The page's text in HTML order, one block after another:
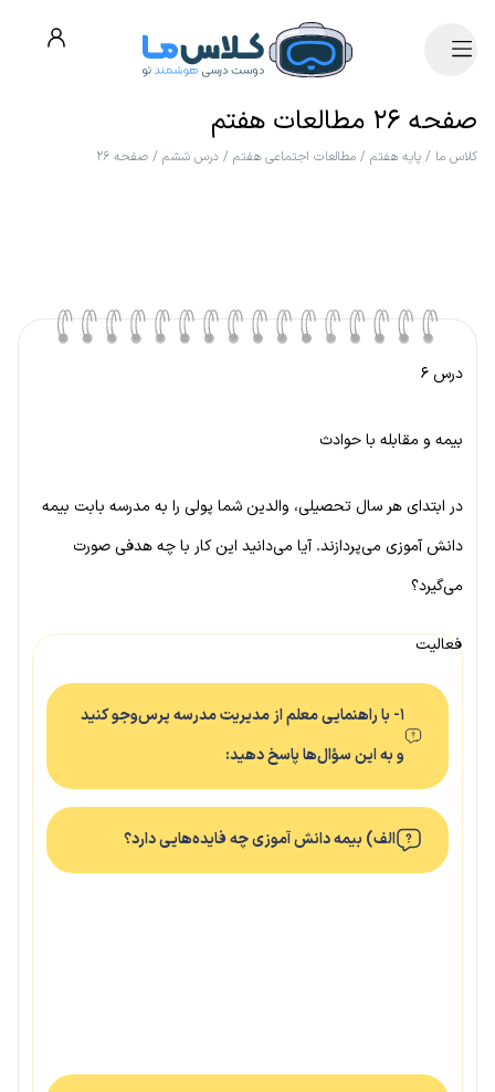
صفحه ۲۶ مطالعات هفتم
کلاس ما / پایه هفتم / مطالعات اجتماعی هفتم / درس ششم / صفحه ۲۶
درس ۶
بیمه و مقابله با حوادث
در ابتدای هر سال تحصیلی، والدین شما پولی را به مدرسه بابت بیمه
دانش آموزی می‌پردازند. آیا می‌دانید این کار با چه هدفی صورت
می‌گیرد؟
فعالیت
۱- با راهنمایی معلم از مدیریت مدرسه پرس‌وجو کنید
و به این سؤال‌ها پاسخ دهید:
الف) بیمه دانش آموزی چه فایده‌هایی دارد؟